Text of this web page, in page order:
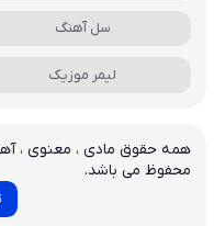
سل آهنگ
لیمر موزیک
همه حقوق مادی ، معنوی ،
محفوظ می باشد.